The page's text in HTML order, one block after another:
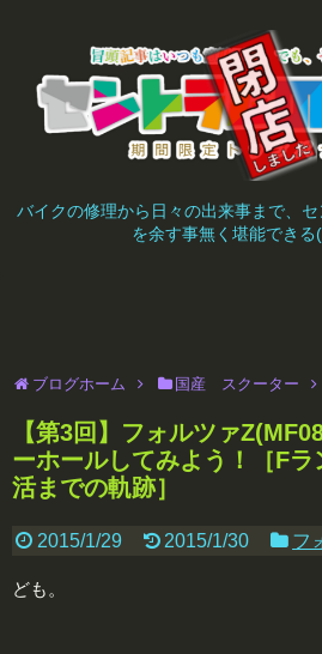
バイクの修理から日々の出来事まで、
を余す事無く堪能できる
ブログホーム 国産 スクーター
【第3回】フォルツァ
ーホールしてみよう！［F
活までの軌跡］
2015/1/29 2015/1/30 フ
ども。